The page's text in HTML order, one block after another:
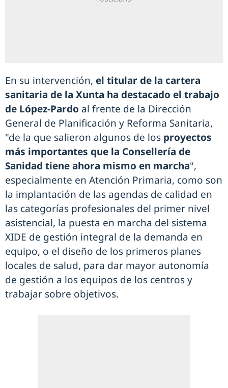
En su intervención, el titular de la cartera
sanitaria de la Xunta ha destacado el trabajo
de López-Pardo al frente de la Dirección
General de Planificación y Reforma Sanitaria,
"de la que salieron algunos de los proyectos
más importantes que la Consellería de
Sanidad tiene ahora mismo en marcha",
especialmente en Atención Primaria, como son
la implantación de las agendas de calidad en
las categorías profesionales del primer nivel
asistencial, la puesta en marcha del sistema
XIDE de gestión integral de la demanda en
equipo, o el diseño de los primeros planes
locales de salud, para dar mayor autonomía
de gestión a los equipos de los centros y
trabajar sobre objetivos.